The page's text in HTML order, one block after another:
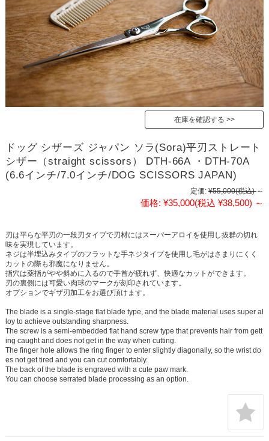
在庫を確認する
ドッグ シザーズ ジャパン ソラ(Sora)平刃ストレート
シザー（straight scissors） DTH-66A ・DTH-70A
(6.6インチ/7.0インチ/DOG SCISSORS JAPAN)
定価: ¥55,000(税込) ～
価格: ¥35,000(税込 ¥38,500) ～
刃は平らな平刃の一段刃タイプで刃材にはスーパーアロイを使用し抜群の切れ
味を実現しています。
ネジは半埋込みタイプのフラットな手ネジタイプを使用し毛がはさまりにくく
カットの際も邪魔になりません。
指穴は薬指がやや斜めに入るので手首が疲れず、快適なカットができます。
刃の裏側には可愛い肉球のマークが刻印されています。
オプションでギザ刃加工をお選び頂けます。
The blade is a single-stage flat blade type, and the blade material uses super al
loy to achieve outstanding sharpness.
The screw is a semi-embedded flat hand screw type that prevents hair from gett
ing caught and does not get in the way when cutting.
The finger hole allows the ring finger to enter slightly diagonally, so the wrist do
es not get tired and you can cut comfortably.
The back of the blade is engraved with a cute paw mark.
You can choose serrated blade processing as an option.